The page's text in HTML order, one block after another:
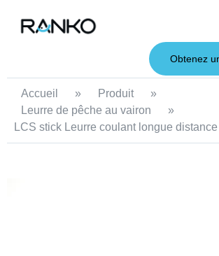
Obtenez
Accueil » Produit
»
Leurre de pêche au vairon
»
LCS stick Leurre coulant longue distance